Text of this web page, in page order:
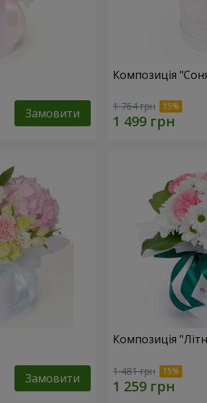
Замовити
Композиція
1 764 грн
Замовити
Композиція
1 481 грн